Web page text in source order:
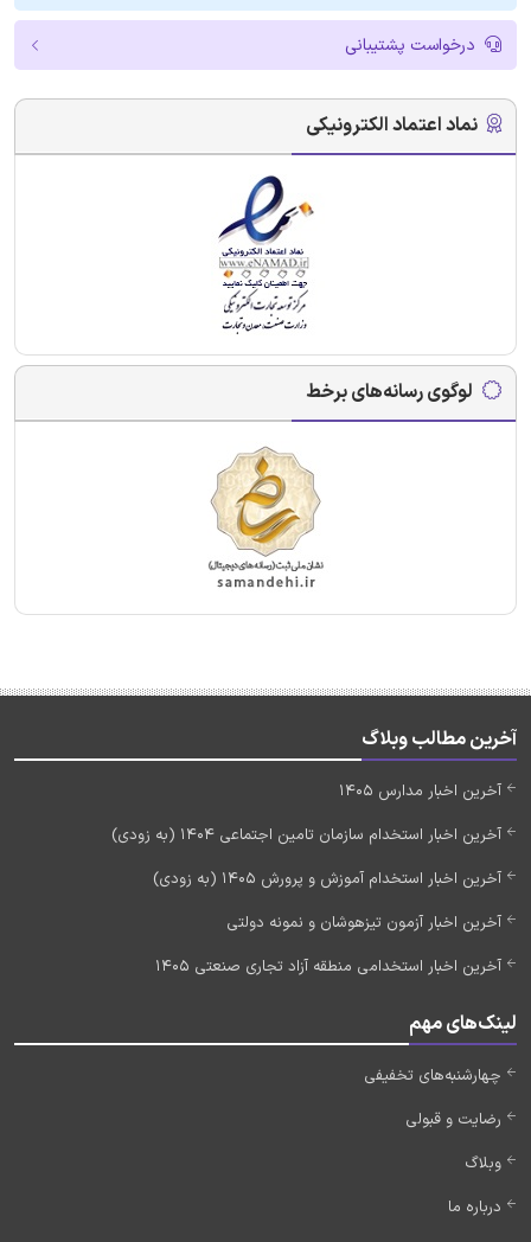
درخواست پشتیبانی
نماد اعتماد الکترونیکی
لوگوی رسانه‌های برخط
آخرین مطالب وبلاگ
آخرین اخبار مدارس 1405
آخرین اخبار استخدام سازمان تامین اجتماعی 1404 (به زودی)
آخرین اخبار استخدام آموزش و پرورش 1405 (به زودی)
آخرین اخبار آزمون تیزهوشان و نمونه دولتی
آخرین اخبار استخدامی منطقه آزاد تجاری صنعتی 1405
لینک‌های مهم
چهارشنبه‌های تخفیفی
رضایت و قبولی
وبلاگ
درباره ما